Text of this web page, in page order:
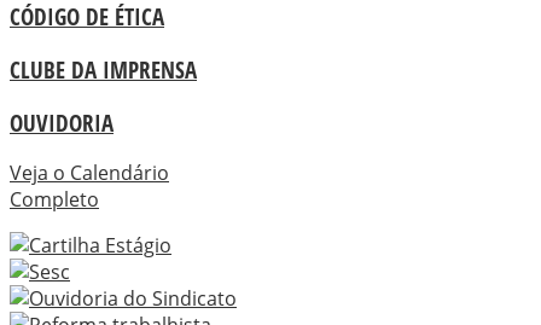
CÓDIGO DE ÉTICA
CLUBE DA IMPRENSA
OUVIDORIA
Veja o Calendário
Completo